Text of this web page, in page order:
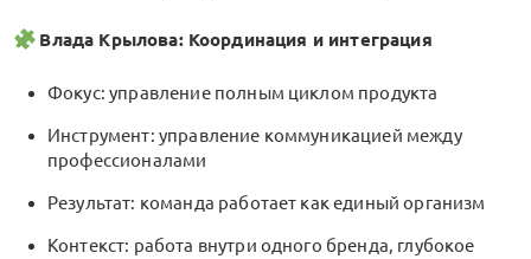
Влада Крылова: Координация и интеграция
Фокус: управление полным циклом продукта
Инструмент: управление коммуникацией между
профессионалами
Результат: команда работает как единый организм
Контекст: работа внутри одного бренда, глубокое